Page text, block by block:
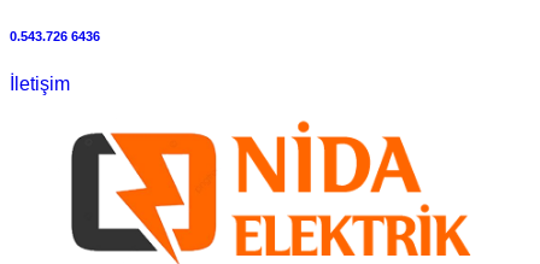
0.543.726 6436
İletişim